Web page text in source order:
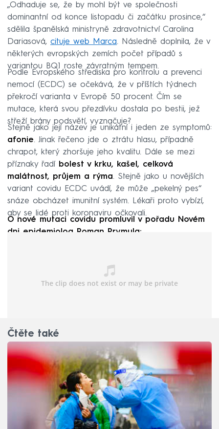
„Odhaduje se, že by mohl být ve společnosti
dominantní od konce listopadu či začátku prosince,“
sdělila španělská ministryně zdravotnictví Carolina
Dariasová, cituje web Marca. Následně doplnila, že v
některých evropských zemích počet případů s
variantou BQ.1 roste závratným tempem.
Podle Evropského střediska pro kontrolu a prevenci
nemocí (ECDC) se očekává, že v příštích týdnech
překročí varianta v Evropě 50 procent. Čím se
mutace, která svou přezdívku dostala po bestii, jež
střeží brány podsvětí, vyznačuje?
Stejně jako její název je unikátní i jeden ze symptomů:
afonie. Jinak řečeno jde o ztrátu hlasu, případně
chrapot, který zhoršuje jeho kvalitu. Dále se mezi
příznaky řadí bolest v krku, kašel, celková
malátnost, průjem a rýma. Stejně jako u novějších
variant covidu ECDC uvádí, že může „pekelný pes“
snáze obcházet imunitní systém. Lékaři proto vybízí,
aby se lidé proti koronaviru očkovali.
O nové mutaci covidu promluvil v pořadu Novém
dni epidemiolog Roman Prymula:
Čtěte také